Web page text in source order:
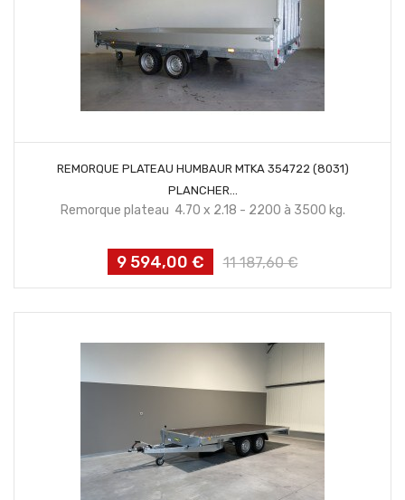
REMORQUE PLATEAU HUMBAUR MTKA 354722 (8031)
PLANCHER...
Remorque plateau 4.70 x 2.18 - 2200 à 3500 kg.
Prix
9 594,00 €
Prix
11 187,60 €